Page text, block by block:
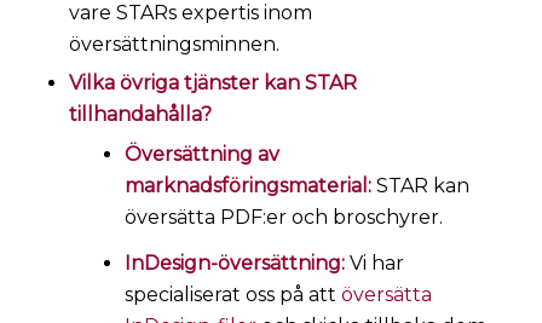
vare STARs expertis inom
översättningsminnen.
Vilka övriga tjänster kan STAR
tillhandahålla?
Översättning av
marknadsföringsmaterial:STAR kan
översätta PDF:er och broschyrer.
InDesign-översättning:Vi har
specialiserat oss på att översätta